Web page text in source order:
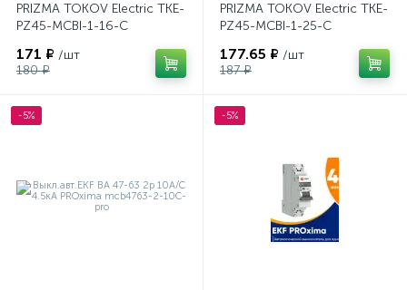
PRIZMA TOKOV Electric TKE-
PZ45-MCBI-1-16-C
171 ₽ /шт
180 ₽
PRIZMA TOKOV Electric TKE-
PZ45-MCBI-1-25-C
177.65 ₽ /шт
187 ₽
-5% -5%